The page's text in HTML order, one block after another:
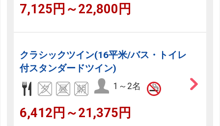
7,125円～22,800円
クラシックツイン(16平米/バス・トイレ
付スタンダードツイン)
1～2名
6,412円～21,375円